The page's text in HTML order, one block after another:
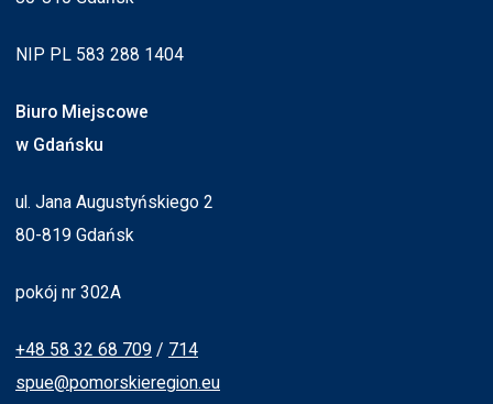
NIP PL 583 288 1404
Biuro Miejscowe
w Gdańsku
ul. Jana Augustyńskiego 2
80-819 Gdańsk
pokój nr 302A
+48 58 32 68 709 / 714
spue@pomorskieregion.eu